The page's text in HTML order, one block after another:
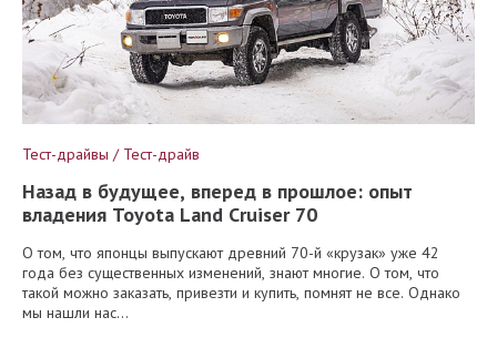
Тест-драйвы / Тест-драйв
Назад в будущее, вперед в прошлое: опыт
владения Toyota Land Cruiser 70
О том, что японцы выпускают древний 70-й «крузак» уже 42
года без существенных изменений, знают многие. О том, что
такой можно заказать, привезти и купить, помнят не все. Однако
мы нашли нас...